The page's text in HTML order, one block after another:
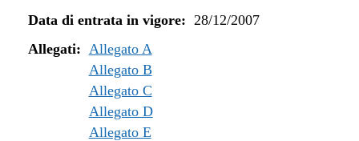
Data di entrata in vigore: 28/12/2007
Allegati: Allegato A
Allegato B
Allegato C
Allegato D
Allegato E